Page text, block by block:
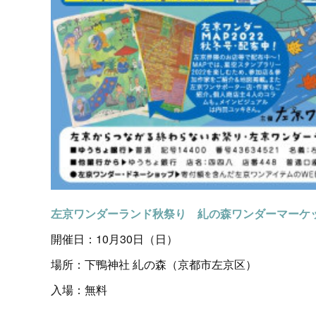
左京ワンダーランド秋祭り 糺の森ワンダーマーケ
開催日：10月30日（日）
場所：下鴨神社 糺の森（京都市左京区）
入場：無料